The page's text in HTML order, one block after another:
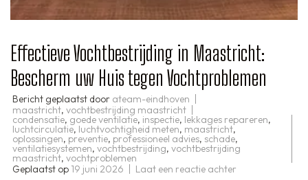
Effectieve Vochtbestrijding in Maastricht:
Bescherm uw Huis tegen Vochtproblemen
Bericht geplaatst door ateam-eindhoven
maastricht, vochtbestrijding maastricht
condensatie, goede ventilatie, inspectie, lekkages repareren,
luchtcirculatie, luchtvochtigheid meten, maastricht,
oplossingen, preventie, professioneel advies, schade,
ventilatiesystemen, vochtbestrijding, vochtbestrijding
maastricht, vochtproblemen
Geplaatst op 19 juni 2026 Laat een reactie achter